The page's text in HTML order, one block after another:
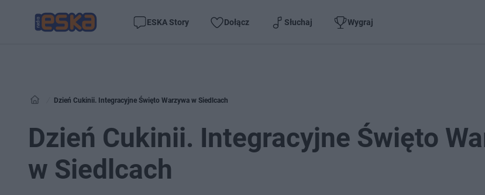
ESKA Story Dołącz Słuchaj Wygraj
Dzień Cukinii. Integracyjne Święto Warzywa w Siedlcach
Dzień Cukinii. Integracyjne Święto
w Siedlcach